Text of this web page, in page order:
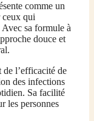
comme un
ceux qui
sa formule à
douce et
de l’efficacité de
des infections
Sa facilité
les personnes